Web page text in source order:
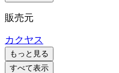
販売元
カクヤス
もっと見る
すべて表示